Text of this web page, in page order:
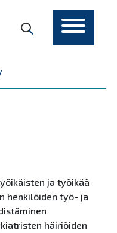
ja työikää
henkilöiden työ- ja
häiriöiden